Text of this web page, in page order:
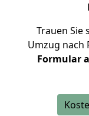
Trauen Sie
Umzug nach
Formular